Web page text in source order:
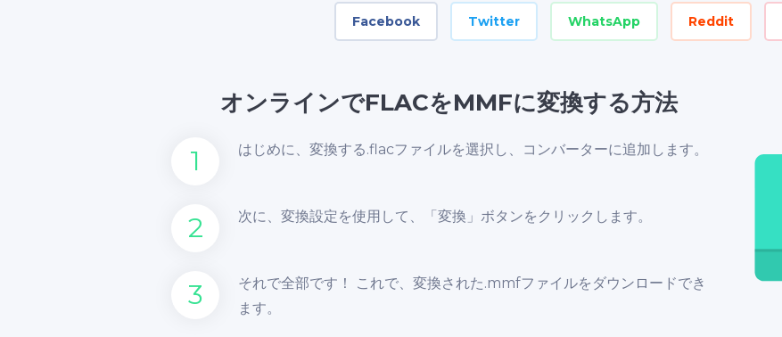
Facebook Twitter WhatsApp Reddit
オンラインでFLACをMMFに変換する方法
1 はじめに、変換する.flacファイルを選択し、コンバーターに追加します。
2 次に、変換設定を使用して、「変換」ボタンをクリックします。
3
それで全部です！ これで、変換された.mmfファイルをダウンロードでき
ます。